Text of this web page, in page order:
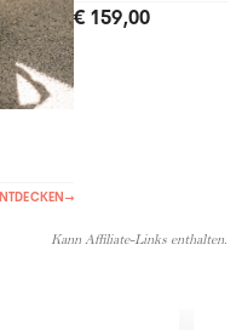
→
€ 159,00
Kann Affiliate-Links enthalten.